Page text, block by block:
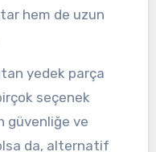
hem de uzun
yedek parça
seçenek
güvenliğe ve
da, alternatif